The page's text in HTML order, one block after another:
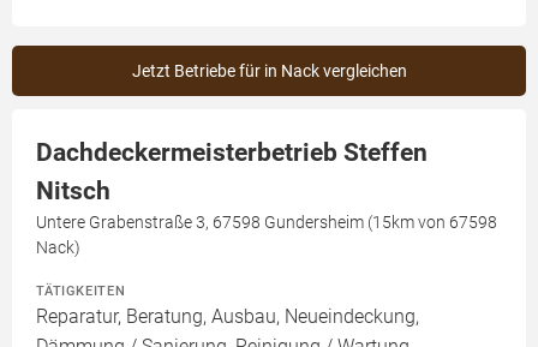
Jetzt Betriebe für in Nack vergleichen
Dachdeckermeisterbetrieb Steffen
Nitsch
Untere Grabenstraße 3, 67598 Gundersheim (15km von 67598
Nack)
TÄTIGKEITEN
Reparatur, Beratung, Ausbau, Neueindeckung,